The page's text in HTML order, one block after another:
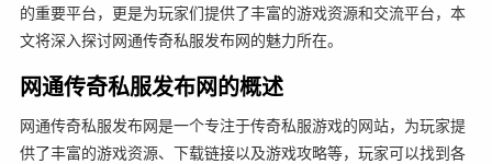
的重要平台，更是为玩家们提供了丰富的游戏资源和交流平台，本
文将深入探讨网通传奇私服发布网的魅力所在。
网通传奇私服发布网的概述
网通传奇私服发布网是一个专注于传奇私服游戏的网站，为玩家提
供了丰富的游戏资源、下载链接以及游戏攻略等，玩家可以找到各